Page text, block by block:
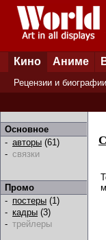
Кино Аниме
Рецензии и биографии
Основное
- авторы (61)
- связки
Промо
- постеры (1)
- кадры (3)
- трейлеры